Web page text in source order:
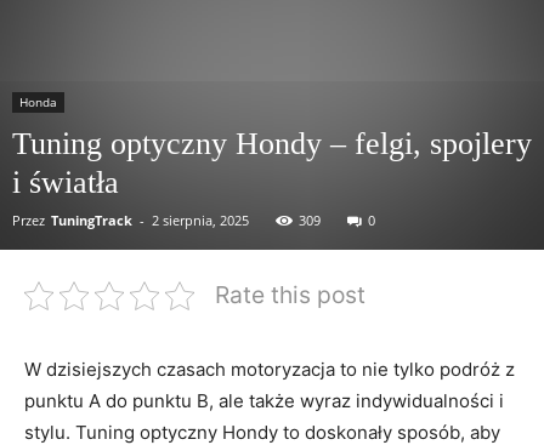
Honda
Tuning optyczny Hondy – felgi, spojlery
i światła
Przez TuningTrack - 2 sierpnia, 2025 309 0
Rate this post
W dzisiejszych⁤ czasach motoryzacja to nie⁣ tylko podróż z
punktu A do punktu B, ale także wyraz indywidualności i
stylu. Tuning optyczny Hondy​ to doskonały sposób, aby